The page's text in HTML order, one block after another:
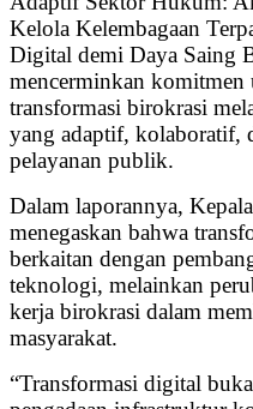
Kelola Kelembagaan
Digital demi Daya Saing
mencerminkan
transformasi birokrasi
yang adaptif, kolaboratif,
pelayanan publik.
Dalam laporannya,
menegaskan bahwa
berkaitan dengan
teknologi, melainkan
kerja birokrasi dalam
masyarakat.
“Transformasi digital